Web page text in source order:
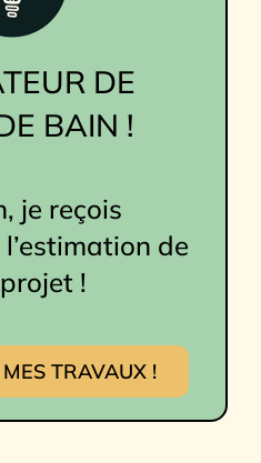
DE
BAIN !
je reçois
de
!
TRAVAUX !